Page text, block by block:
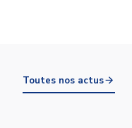
Toutes nos actus